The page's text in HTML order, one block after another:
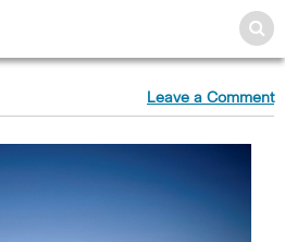
Leave a Comment